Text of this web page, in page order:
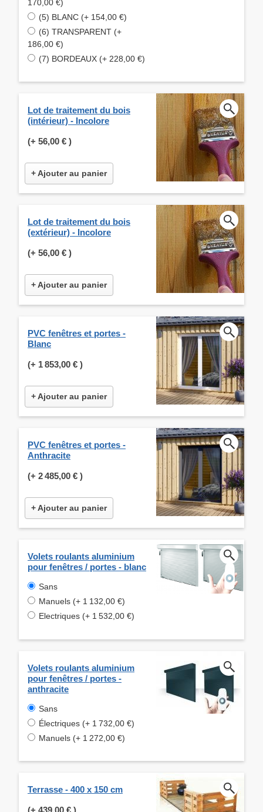
170,00 €)
(5) BLANC (+ 154,00 €)
(6) TRANSPARENT (+
186,00 €)
(7) BORDEAUX (+ 228,00 €)
Lot de traitement du bois
(intérieur) - Incolore
(+ 56,00 € )
+ Ajouter au panier
Lot de traitement du bois
(extérieur) - Incolore
(+ 56,00 € )
+ Ajouter au panier
PVC fenêtres et portes -
Blanc
(+ 1 853,00 € )
+ Ajouter au panier
PVC fenêtres et portes -
Anthracite
(+ 2 485,00 € )
+ Ajouter au panier
Volets roulants aluminium
pour fenêtres / portes - blanc
Sans
Manuels (+ 1 132,00 €)
Electriques (+ 1 532,00 €)
Volets roulants aluminium
pour fenêtres / portes -
anthracite
Sans
Électriques (+ 1 732,00 €)
Manuels (+ 1 272,00 €)
Terrasse - 400 x 150 cm
(+ 439,00 € )